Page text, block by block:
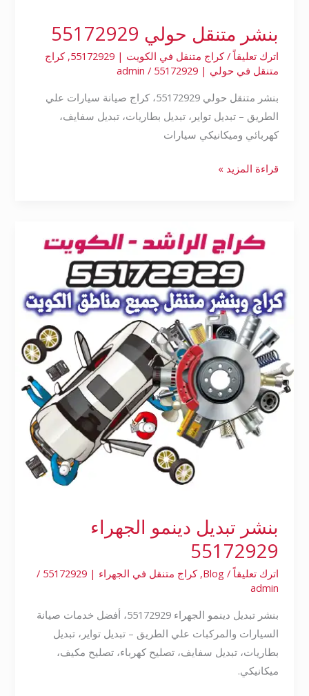
بنشر متنقل حولي 55172929
اترك تعليقاً /كراج متنقل في الكويت | 55172929 ,كراج
متنقل في حولي | 55172929
/
admin
بنشر متنقل حولي 55172929، كراج صيانة سيارات علي
الطريق – تبديل تواير، تبديل بطاريات، تبديل سفايف،
كهربائي وميكانيكي سيارات
قراءة المزيد »
بنشر تبديل دينمو الجهراء
55172929
اترك تعليقاً /
Blog
,كراج متنقل في الجهراء | 55172929
/
admin
بنشر تبديل دينمو الجهراء 55172929، أفضل خدمات صيانة
السيارات والمركبات علي الطريق – تبديل تواير، تبديل
بطاريات، تبديل سفايف، تصليح كهرباء، تصليح مكيف،
ميكانيكي.
تبديل
الجهراء
55172929